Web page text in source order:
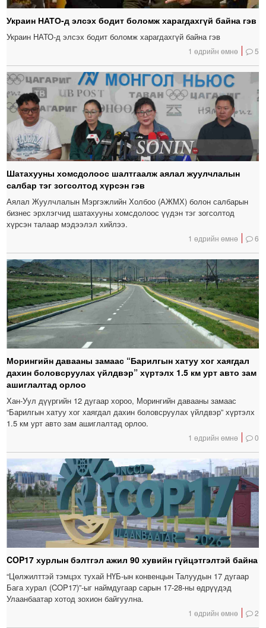
Украин НАТО-д элсэх бодит боломж харагдахгүй байна гэв
Украин НАТО-д элсэх бодит боломж харагдахгүй байна гэв
1 өдрийн өмнө 5
Шатахууны хомсдолоос шалтгаалж аялал жуулчлалын
салбар тэг зогсолтод хүрсэн гэв
Аялал Жуулчлалын Мэргэжлийн Холбоо (АЖМХ) болон салбарын
бизнес эрхлэгчид шатахууны хомсдолоос үүдэн тэг зогсолтод
хүрсэн талаар мэдээлэл хийлээ.
1 өдрийн өмнө 6
Морингийн давааны замаас “Барилгын хатуу хог хаягдал
дахин боловсруулах үйлдвэр” хүртэлх 1.5 км урт авто зам
ашиглалтад орлоо
Хан-Уул дүүргийн 12 дугаар хороо, Морингийн давааны замаас
“Барилгын хатуу хог хаягдал дахин боловсруулах үйлдвэр” хүртэлх
1.5 км урт авто зам ашиглалтад орлоо.
1 өдрийн өмнө 0
COP17 хурлын бэлтгэл ажил 90 хувийн гүйцэтгэлтэй байна
“Цөлжилттэй тэмцэх тухай НҮБ-ын конвенцын Талуудын 17 дугаар
Бага хурал (COP17)”-ыг наймдугаар сарын 17-28-ны өдрүүдэд
Улаанбаатар хотод зохион байгуулна.
1 өдрийн өмнө 2